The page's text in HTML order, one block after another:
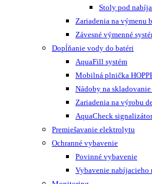
Stoly pod
Zariadenia na výmenu
Závesné výmenné
Dopĺňanie vody do batéri
AquaFill systém
Mobilná plnička
Nádoby na
Zariadenia na výrobu
AquaCheck
Premiešavanie elektrolytu
Ochranné vybavenie
Povinné vybavenie
Vybavenie nabíjacieho